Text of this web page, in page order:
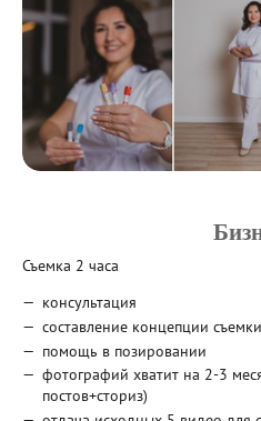
Съемка 2 часа
консультация
составление концепции съемки
помощь в позировании
фотографий хватит на 2-3
постов+сториз)